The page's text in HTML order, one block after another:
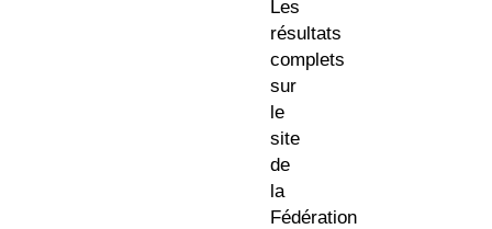
Les
résultats
complets
sur
le
site
de
la
Fédération